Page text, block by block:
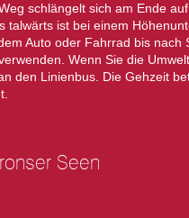
schlängelt sich am Ende
talwärts ist bei einem
Auto oder Fahrrad bis
Wenn Sie die
den Linienbus. Die Gehzeit
Seen